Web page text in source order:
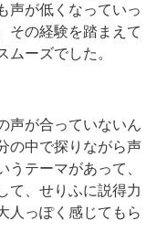
声が低くなっていっ
その経験を踏まえて
ーズでした。
声が合っていないん
の中で探りながら声
うテーマがあって、
て、せりふに説得力
人っぽく感じてもら